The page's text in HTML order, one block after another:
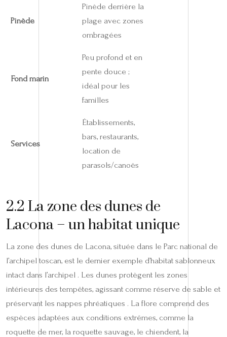
Pinède
Pinède derrière la
plage avec zones
ombragées
Fond marin
Peu profond et en
pente douce ;
idéal pour les
familles
Services
Établissements,
bars, restaurants,
location de
parasols/canoës
2.2 La zone des dunes de
Lacona – un habitat unique
La zone des dunes de Lacona, située dans le Parc national de
l’archipel toscan, est le dernier exemple d’habitat sablonneux
intact dans l’archipel . Les dunes protègent les zones
intérieures des tempêtes, agissant comme réserve de sable et
préservant les nappes phréatiques . La flore comprend des
espèces adaptées aux conditions extrêmes, comme la
roquette de mer, la roquette sauvage, le chiendent, la